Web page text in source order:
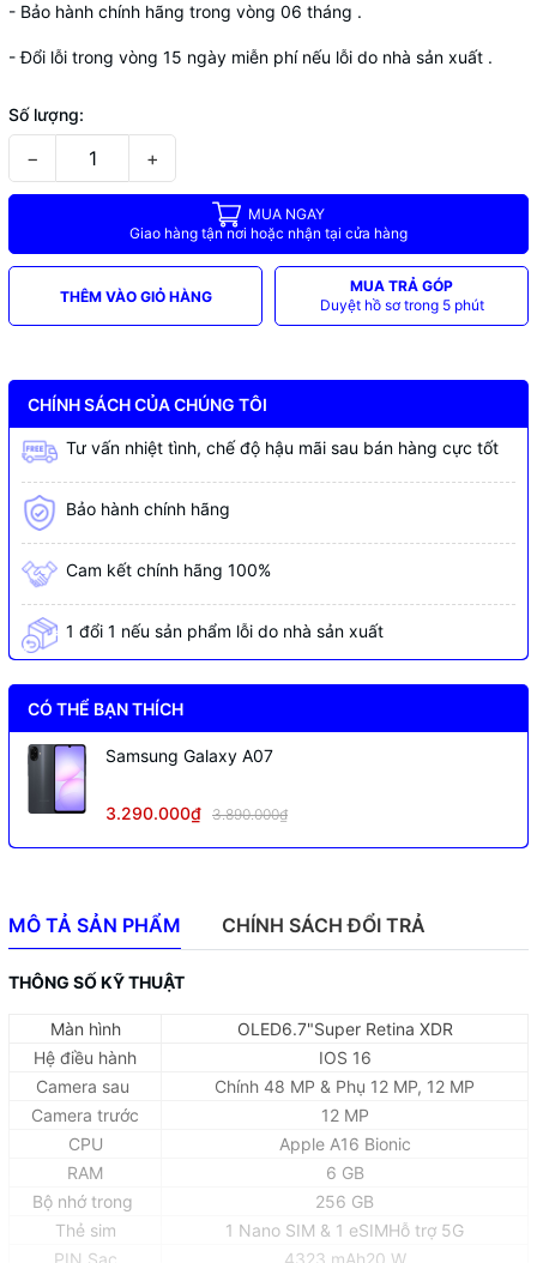
- Bảo hành chính hãng trong vòng 06 tháng .
- Đổi lỗi trong vòng 15 ngày miễn phí nếu lỗi do nhà sản xuất .
Số lượng:
− +
MUA NGAY
Giao hàng tận nơi hoặc nhận tại cửa hàng
THÊM VÀO GIỎ HÀNG
MUA TRẢ GÓP
Duyệt hồ sơ trong 5 phút
CHÍNH SÁCH CỦA CHÚNG TÔI
Tư vấn nhiệt tình, chế độ hậu mãi sau bán hàng cực tốt
Bảo hành chính hãng
Cam kết chính hãng 100%
1 đổi 1 nếu sản phẩm lỗi do nhà sản xuất
CÓ THỂ BẠN THÍCH
Samsung Galaxy A07
3.290.000₫ 3.890.000₫
MÔ TẢ SẢN PHẨM CHÍNH SÁCH ĐỔI TRẢ
THÔNG SỐ KỸ THUẬT
Màn hình
OLED6.7"Super Retina XDR
Hệ điều hành
IOS 16
Camera sau
Chính 48 MP & Phụ 12 MP, 12 MP
Camera trước
12 MP
CPU
Apple A16 Bionic
RAM
6 GB
Bộ nhớ trong
256 GB
Thẻ sim
1 Nano SIM & 1 eSIMHỗ trợ 5G
PIN,Sạc
4323 mAh20 W